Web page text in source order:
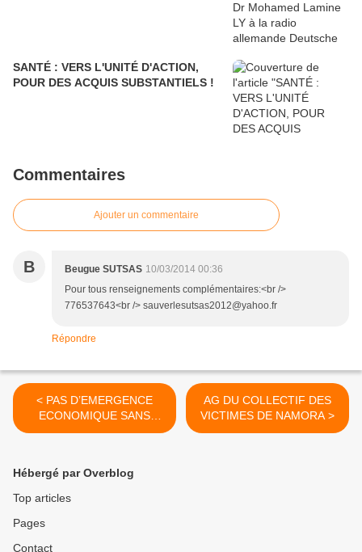
SANTÉ : VERS L'UNITÉ D'ACTION,
POUR DES ACQUIS SUBSTANTIELS !
Commentaires
Ajouter un commentaire
B Beugue SUTSAS 10/03/2014 00:36
Pour tous renseignements complémentaires:<br />
776537643<br /> sauverlesutsas2012@yahoo.fr
Répondre
< PAS D’EMERGENCE
ECONOMIQUE SANS
REFORMES
AG DU COLLECTIF DES
VICTIMES DE NAMORA >
Hébergé par Overblog
Top articles
Pages
Contact